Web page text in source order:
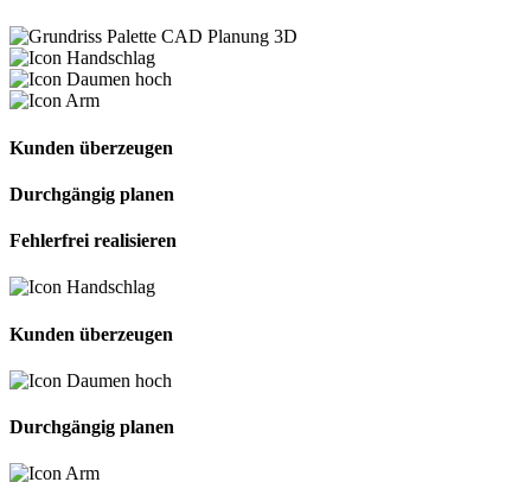
Kunden überzeugen
Durchgängig planen
Fehlerfrei realisieren
Kunden überzeugen
Durchgängig planen